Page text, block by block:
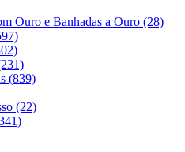
Ouro e Banhadas a Ouro (28)
(839)
(22)